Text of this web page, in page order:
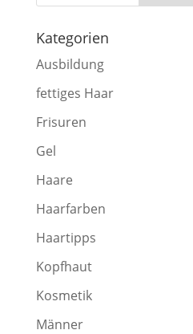
Kategorien
Ausbildung
fettiges Haar
Frisuren
Gel
Haare
Haarfarben
Haartipps
Kopfhaut
Kosmetik
Männer